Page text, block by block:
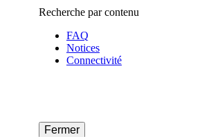
Recherche par contenu
FAQ
Notices
Connectivité
Fermer